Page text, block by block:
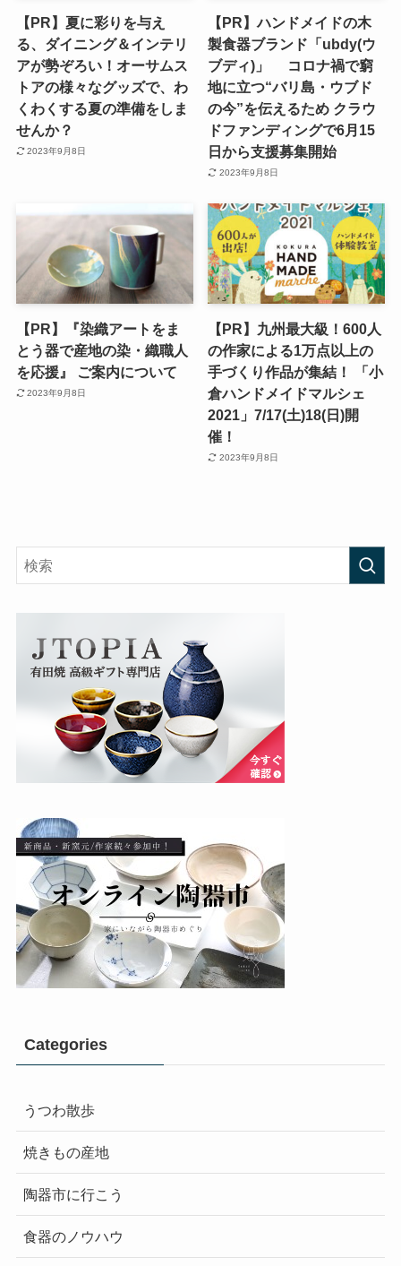
【PR】夏に彩りを与え
る、ダイニング＆インテリ
アが勢ぞろい！オーサムス
トアの様々なグッズで、わ
くわくする夏の準備をしま
せんか？
2023年9月8日
【PR】ハンドメイドの木
製食器ブランド「ubdy(ウ
ブディ)」 コロナ禍で窮
地に立つ“バリ島・ウブド
の今”を伝えるため クラウ
ドファンディングで6月15
日から支援募集開始
2023年9月8日
【PR】『染織アートをま
とう器で産地の染・織職人
を応援』 ご案内について
2023年9月8日
【PR】九州最大級！600人
の作家による1万点以上の
手づくり作品が集結！ 「小
倉ハンドメイドマルシェ
2021」7/17(土)18(日)開
催！
2023年9月8日
Categories
うつわ散歩
焼きもの産地
陶器市に行こう
食器のノウハウ